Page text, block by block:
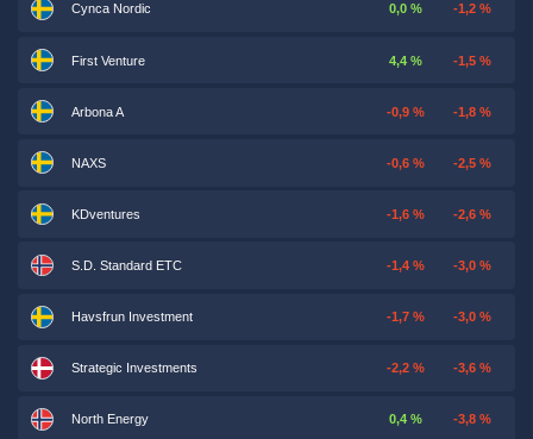
Cynca Nordic 0,0 % -1,2 %
First Venture 4,4 % -1,5 %
Arbona A -0,9 % -1,8 %
NAXS -0,6 % -2,5 %
KDventures -1,6 % -2,6 %
S.D. Standard ETC -1,4 % -3,0 %
Havsfrun Investment -1,7 % -3,0 %
Strategic Investments -2,2 % -3,6 %
North Energy 0,4 % -3,8 %